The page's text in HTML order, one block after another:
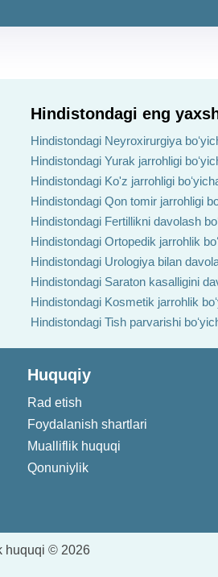
Hindistondagi eng
Hindistondagi Neyroxirurgiya
Hindistondagi Yurak jarrohligi
Hindistondagi Ko'z jarrohligi
Hindistondagi Qon tomir jarrohligi
Hindistondagi Fertillikni davolash
Hindistondagi Ortopedik jarrohlik
Hindistondagi Urologiya bilan
Hindistondagi Saraton kasalligini
Hindistondagi Kosmetik jarrohlik
Hindistondagi Tish parvarishi
Huquqiy
Rad etish
Foydalanish shartlari
Mualliflik huquqi
Qonuniylik
huquqi © 2026